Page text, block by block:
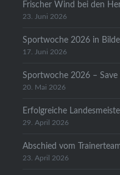
Frischer Wind bei den
23. Juni 2026
Sportwoche 2026 in
17. Juni 2026
Sportwoche 2026 – Save
20. Mai 2026
Erfolgreiche
29. April 2026
Abschied vom
23. April 2026